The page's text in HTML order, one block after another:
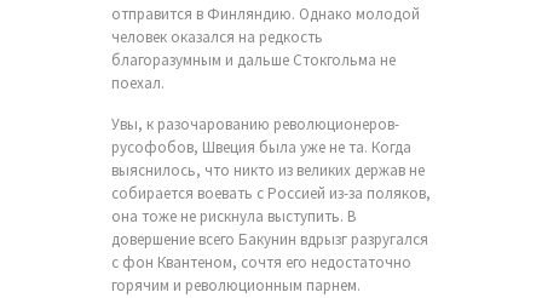
отправится в Финляндию. Однако молодой
человек оказался на редкость
благоразумным и дальше Стокгольма не
поехал.
Увы, к разочарованию революционеров-
русофобов, Швеция была уже не та. Когда
выяснилось, что никто из великих держав не
собирается воевать с Россией из-за поляков,
она тоже не рискнула выступить. В
довершение всего Бакунин вдрызг разругался
с фон Квантеном, сочтя его недостаточно
горячим и революционным парнем.